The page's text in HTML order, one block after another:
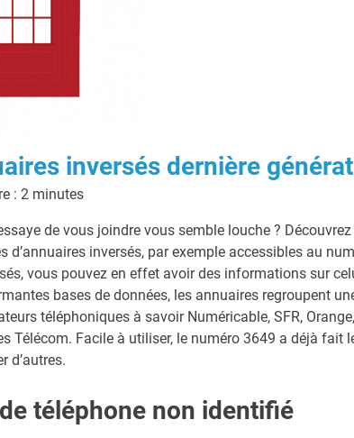
inversés dernière
: 2 minutes
de vous joindre vous semble louche ?
d’annuaires inversés, par exemple accessibles au
vous pouvez en effet avoir des informations sur
bases de données, les annuaires regroupent
téléphoniques à savoir Numéricable, SFR,
Télécom. Facile à utiliser, le numéro 3649 a déjà fait
d’autres.
téléphone non identifié